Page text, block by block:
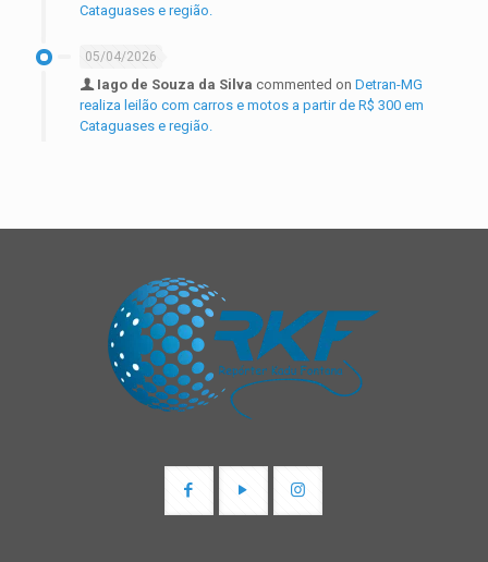
Cataguases e região.
05/04/2026
Iago de Souza da Silva commented on Detran-MG
realiza leilão com carros e motos a partir de R$ 300 em
Cataguases e região.